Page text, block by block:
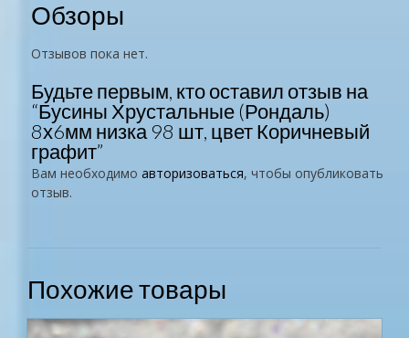
Обзоры
Отзывов пока нет.
Будьте первым, кто оставил отзыв на
“Бусины Хрустальные (Рондаль)
8х6мм низка 98 шт, цвет Коричневый
графит”
Вам необходимо авторизоваться, чтобы опубликовать
отзыв.
Похожие товары